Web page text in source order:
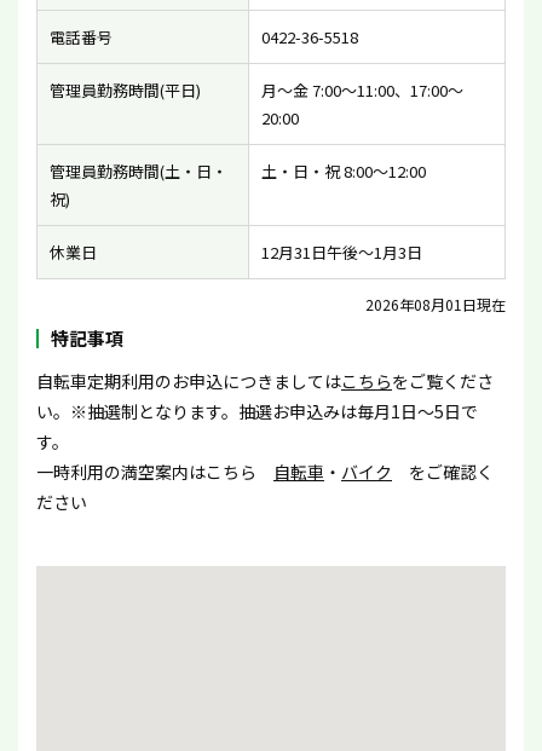
電話番号 0422-36-5518
管理員勤務時間(平日)
月〜金 7:00〜11:00、17:00〜
20:00
管理員勤務時間(土・日・
祝)
土・日・祝 8:00〜12:00
休業日 12月31日午後〜1月3日
2026年08月01日現在
特記事項
自転車定期利用のお申込につきましてはこちらをご覧くださ
い。※抽選制となります。抽選お申込みは毎月1日〜5日で
す。
一時利用の満空案内はこちら 自転車 ・ バイク をご確認く
ださい